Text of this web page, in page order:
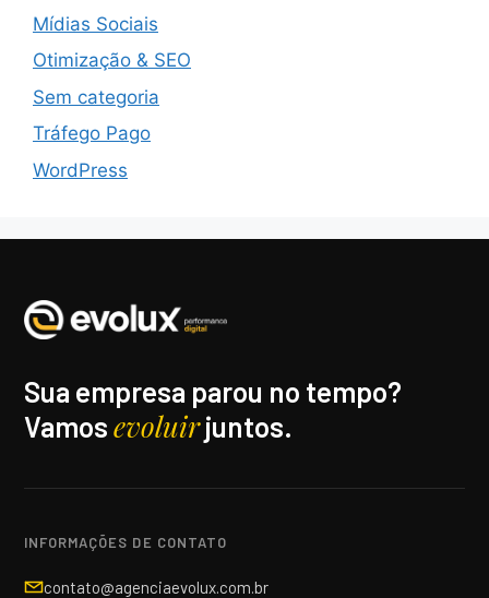
Mídias Sociais
Otimização & SEO
Sem categoria
Tráfego Pago
WordPress
Sua empresa parou no tempo?
Vamosevoluirjuntos.
INFORMAÇÕES DE CONTATO
contato@agenciaevolux.com.br